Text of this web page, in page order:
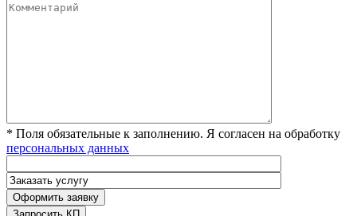
* Поля обязательные к заполнению. Я согласен на обработку
персональных данных